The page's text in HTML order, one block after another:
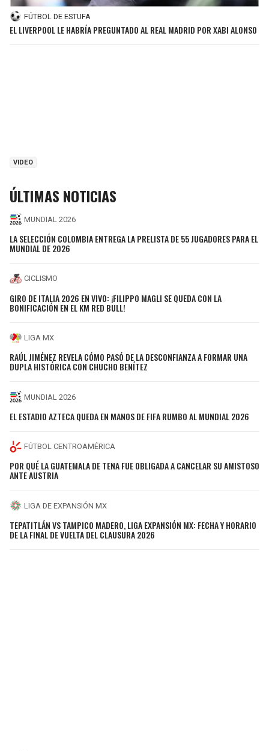
FÚTBOL DE ESTUFA
EL LIVERPOOL LE HABRÍA PREGUNTADO AL REAL MADRID POR XABI ALONSO
VIDEO
ÚLTIMAS NOTICIAS
MUNDIAL 2026
LA SELECCIÓN COLOMBIA ENTREGA LA PRELISTA DE 55 JUGADORES PARA EL
MUNDIAL DE 2026
CICLISMO
GIRO DE ITALIA 2026 EN VIVO: ¡FILIPPO MAGLI SE QUEDA CON LA
BONIFICACIÓN EN EL KM RED BULL!
LIGA MX
RAÚL JIMÉNEZ REVELA CÓMO PASÓ DE LA DESCONFIANZA A FORMAR UNA
DUPLA HISTÓRICA CON CHUCHO BENÍTEZ
MUNDIAL 2026
EL ESTADIO AZTECA QUEDA EN MANOS DE FIFA RUMBO AL MUNDIAL 2026
FÚTBOL CENTROAMÉRICA
POR QUÉ LA GUATEMALA DE TENA FUE OBLIGADA A CANCELAR SU AMISTOSO
ANTE AUSTRIA
LIGA DE EXPANSIÓN MX
TEPATITLÁN VS TAMPICO MADERO, LIGA EXPANSIÓN MX: FECHA Y HORARIO
DE LA FINAL DE VUELTA DEL CLAUSURA 2026